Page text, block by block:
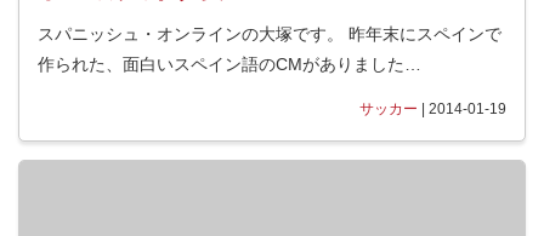
スパニッシュ・オンラインの大塚です。 昨年末にスペインで
作られた、面白いスペイン語のCMがありました…
サッカー | 2014-01-19